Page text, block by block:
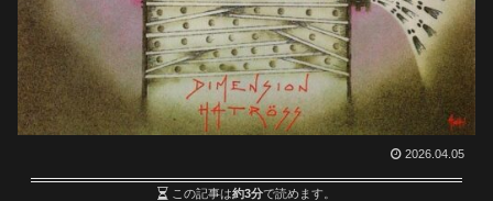
2026.04.05
この記事は約3分で読めます。